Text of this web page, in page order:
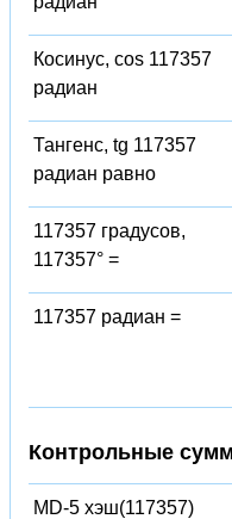
Косинус, cos 117357
радиан
Тангенс, tg 117357
радиан равно
117357 градусов,
117357° =
117357 радиан =
Контрольные
MD-5 хэш(117357)